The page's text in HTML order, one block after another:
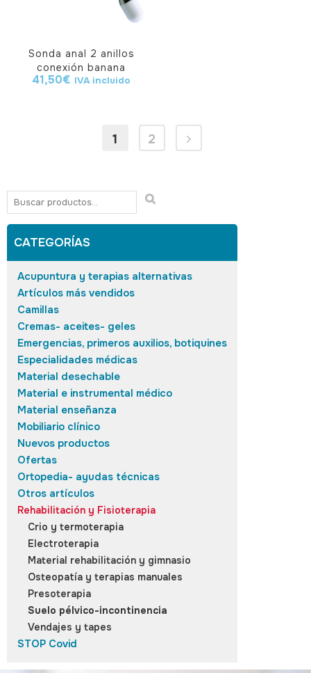
Sonda anal 2 anillos
conexión banana
41,50€ IVA incluido
1 2
CATEGORÍAS
Acupuntura y terapias alternativas
Artículos más vendidos
Camillas
Cremas- aceites- geles
Emergencias, primeros auxilios, botiquines
Especialidades médicas
Material desechable
Material e instrumental médico
Material enseñanza
Mobiliario clínico
Nuevos productos
Ofertas
Ortopedia- ayudas técnicas
Otros artículos
Rehabilitación y Fisioterapia
Crio y termoterapia
Electroterapia
Material rehabilitación y gimnasio
Osteopatía y terapias manuales
Presoterapia
Suelo pélvico-incontinencia
Vendajes y tapes
STOP Covid